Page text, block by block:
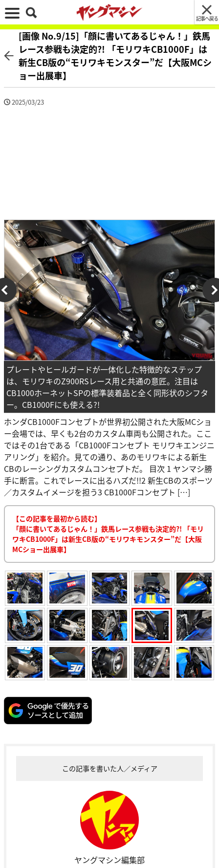
記事へ戻る
[画像 No.9/15]「顔に書いてあるじゃん！」鉄馬
レース参戦も決定的?! 「モリワキCB1000F」は
新生CB版の“モリワキモンスター”だ【大阪MCシ
ョー出展車】
2025/03/23
プレートやヒールガードが一体化した特徴的なステップ
は、モリワキのZ900RSレース用と共通の意匠。注目は
CB1000ホーネットSPの標準装着品と全く同形状のシフタ
ー。CB1000Fにも使える?!
ホンダCB1000Fコンセプトが世界初公開された大阪MCショ
ー会場では、早くも2台のカスタム車両も公開された。ここ
ではその1台である「CB1000Fコンセプト モリワキエンジニ
アリング」を紹介。見ての通り、あのモリワキによる新生
CBのレーシングカスタムコンセプトだ。 目次 1 ヤンマシ勝
手に断言。これでレースに出るハズだ!!2 新生CBのスポーツ
／カスタムイメージを担う3 CB1000Fコンセプト […]
【この記事を最初から読む】
「顔に書いてあるじゃん！」鉄馬レース参戦も決定的?! 「モリ
ワキCB1000F」は新生CB版の“モリワキモンスター”だ【大阪
MCショー出展車】
この記事を書いた人／メディア
ヤングマシン編集部